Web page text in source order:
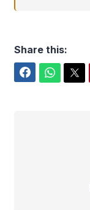
Share this: